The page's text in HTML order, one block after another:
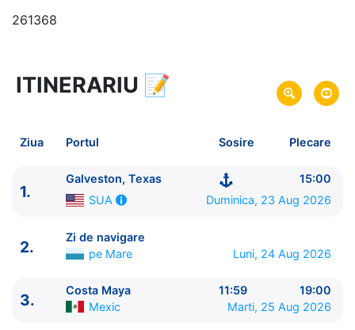
261368
7 zile vacanta de croaziera in
link oferta
Plecare pe 23 Aug 2026 din Galveston, Texas, SUA
Royal Caribbean International
ITINERARIU 📝
Ziua Portul Sosire Plecare
1.
Galveston, Texas
15:00
SUA
Duminica, 23 Aug 2026
2.
Zi de navigare
pe Mare
Luni, 24 Aug 2026
3.
Costa Maya 11:59
19:00
Mexic
Marti, 25 Aug 2026